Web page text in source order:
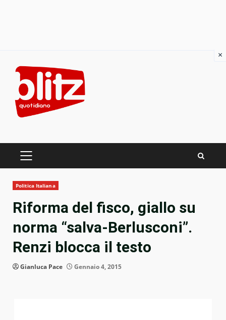
content
PRIMARY
Politica Italiana
Riforma del fisco, giallo su
norma “salva-Berlusconi”.
Renzi blocca il testo
Gianluca Pace Gennaio 4, 2015
×